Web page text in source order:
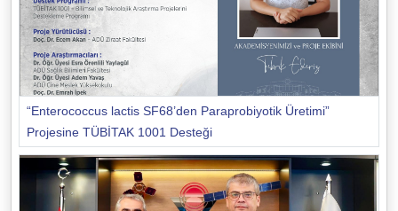
“Enterococcus lactis SF68’den Paraprobiyotik Üretimi”
Projesine TÜBİTAK 1001 Desteği